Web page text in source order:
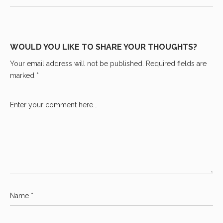
WOULD YOU LIKE TO SHARE YOUR THOUGHTS?
Your email address will not be published. Required fields are
marked *